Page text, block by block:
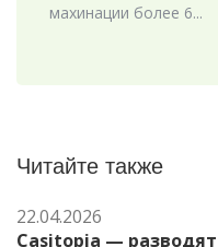
махинации более 6...
Читайте также
22.04.2026
Casitopia —